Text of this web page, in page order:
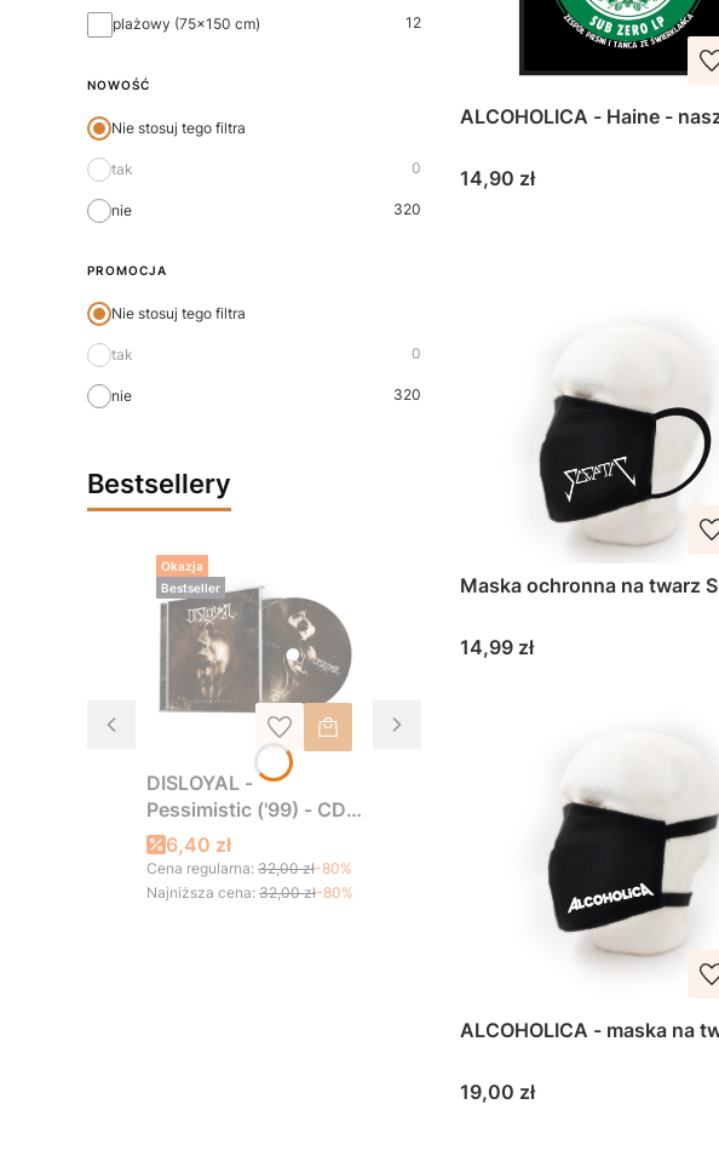
plażowy (75x150 cm) 12
NOWOŚĆ
Nie stosuj tego filtra
tak 0
nie 320
PROMOCJA
Nie stosuj tego filtra
tak 0
nie 320
Bestsellery
Okazja
Bestseller
DISLOYAL -
Pessimistic ('99) - CD
jewelcase (2022)
6,40 zł
Cena regularna: 32,00 zł-80%
Najniższa cena: 32,00 zł-80%
ALCOHOLICA - Haine -
Cena
14,90 zł
Maska ochronna na twarz
Cena
14,99 zł
ALCOHOLICA - maska na
Cena
19,00 zł